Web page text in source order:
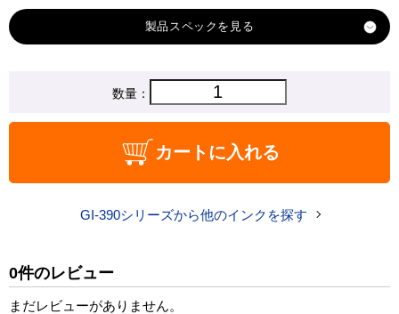
製品スペック
GI-390BK
1,000 円
カラー ブラック
数量：
カートに入れる
GI-390シリーズから他のインクを探す
0件のレビュー
まだレビューがありません。